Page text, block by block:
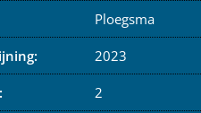
Ploegsma
2023
2